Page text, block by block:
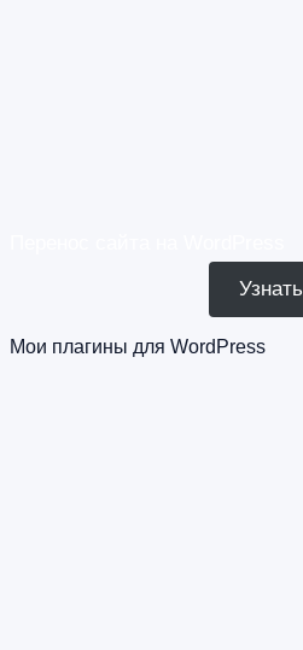
Узнать
Мои плагины для WordPress